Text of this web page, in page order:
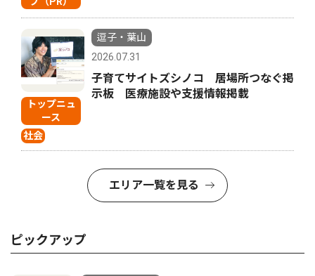
トップニュ
ース
社会
逗子・葉山
2026.07.31
子育てサイトズシノコ 居場所つなぐ掲
示板 医療施設や支援情報掲載
エリア一覧を見る
ピックアップ